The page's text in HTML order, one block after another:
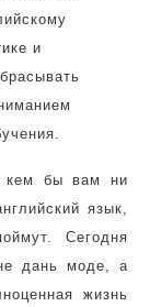
и
кем бы вам ни
язык,
Сегодня
дань моде, а
жизнь